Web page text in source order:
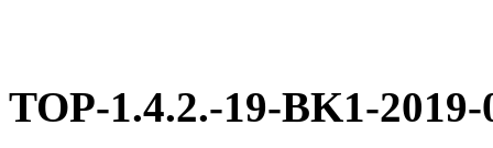
TOP-1.4.2.-19-BK1-2019-